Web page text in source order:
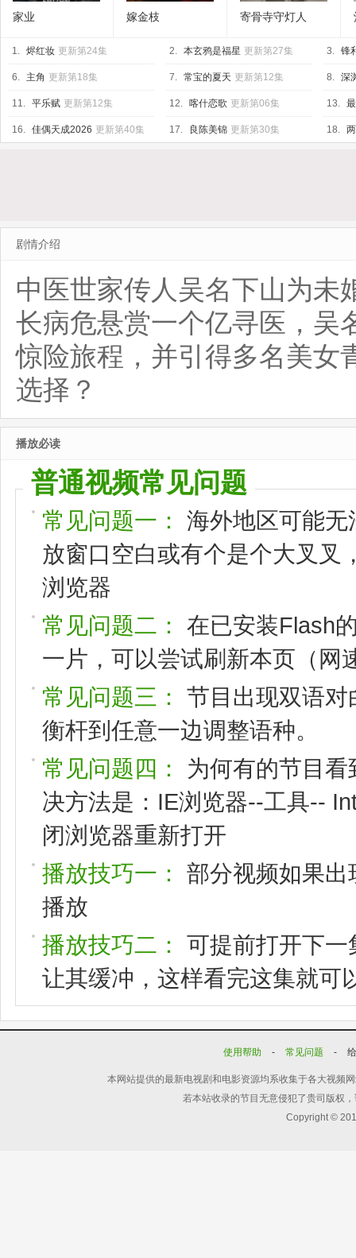
家业 嫁金枝 寄骨寺守灯人
1. 烬红妆 更新第24集 2. 本玄鸦是福星 更新第27集 3. 锋
6. 主角 更新第18集 7. 常宝的夏天 更新第12集 8. 深
11. 平乐赋 更新第12集 12. 喀什恋歌 更新第06集 13.
16. 佳偶天成2026 更新第40集 17. 良陈美锦 更新第30集 18.
剧情介绍
中医世家传人吴名下山为未
长病危悬赏一个亿寻医，吴
惊险旅程，并引得多名美女
选择？
播放必读
普通视频常见问题
常见问题一：
海外地区可能
放窗口空白或有个是个大叉叉
浏览器
常见问题二：
在已安装Flash
一片，可以尝试刷新本页（网
常见问题三：
节目出现双语
衡杆到任意一边调整语种。
常见问题四：
为何有的节目
决方法是：IE浏览器--工具--
闭浏览器重新打开
播放技巧一：
部分视频如果
播放
播放技巧二：
可提前打开下
让其缓冲，这样看完这集就可
使用帮助 - 常见问题 -
本网站提供的最新电视剧和电影资源均系收集于各大视频
若本站收录的节目无意侵犯了贵司版权
Copyright ©